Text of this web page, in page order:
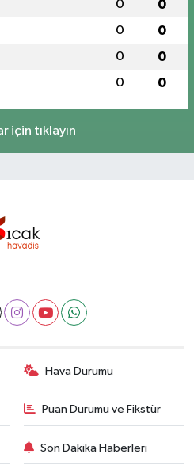
0 0
0 0
0 0
0 0
için tıklayın
Hava Durumu
Puan Durumu ve Fikstür
Son Dakika Haberleri